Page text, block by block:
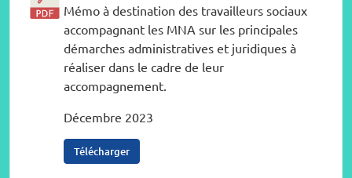
Mémo à destination des travailleurs sociaux
accompagnant les MNA sur les principales
démarches administratives et juridiques à
réaliser dans le cadre de leur
accompagnement.
Décembre 2023
Télécharger